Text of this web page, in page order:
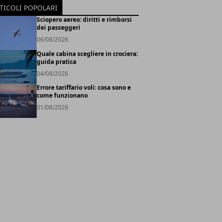
POPOLARI
Sciopero aereo: diritti e rimborsi
dei passeggeri
06/08/2026
Quale cabina scegliere in crociera:
guida pratica
04/08/2026
Errore tariffario voli: cosa sono e
come funzionano
01/08/2026